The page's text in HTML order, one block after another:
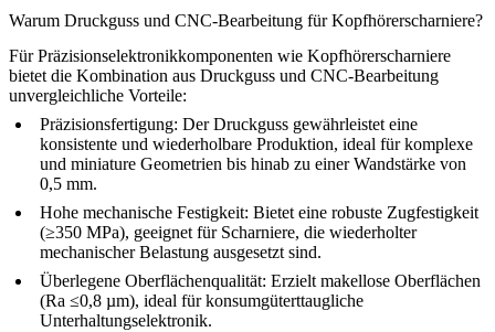
Warum Druckguss und CNC-Bearbeitung für Kopfhörerscharniere?
Für Präzisionselektronikkomponenten wie Kopfhörerscharniere
bietet die Kombination aus Druckguss und CNC-Bearbeitung
unvergleichliche Vorteile:
Präzisionsfertigung: Der Druckguss gewährleistet eine
konsistente und wiederholbare Produktion, ideal für komplexe
und miniature Geometrien bis hinab zu einer Wandstärke von
0,5 mm.
Hohe mechanische Festigkeit: Bietet eine robuste Zugfestigkeit
(≥350 MPa), geeignet für Scharniere, die wiederholter
mechanischer Belastung ausgesetzt sind.
Überlegene Oberflächenqualität: Erzielt makellose Oberflächen
(Ra ≤0,8 µm), ideal für konsumgüterttaugliche
Unterhaltungselektronik.